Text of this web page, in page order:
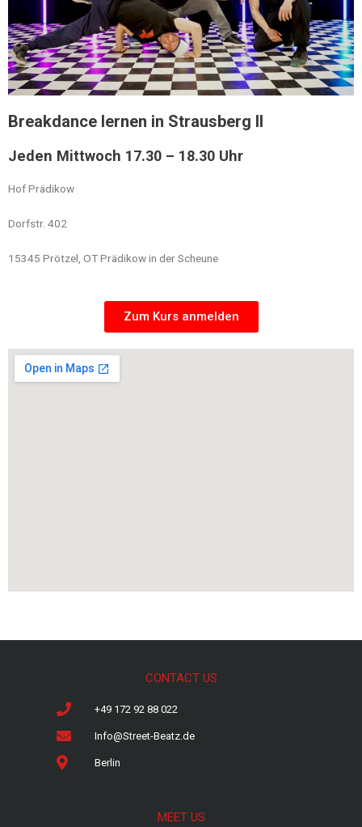
Breakdance lernen in Strausberg II
Jeden Mittwoch 17.30 – 18.30 Uhr
Hof Prädikow
Dorfstr. 402
15345 Prötzel, OT Prädikow in der Scheune
Zum Kurs anmelden
CONTACT US
+49 172 92 88 022
Info@Street-Beatz.de
Berlin
MEET US